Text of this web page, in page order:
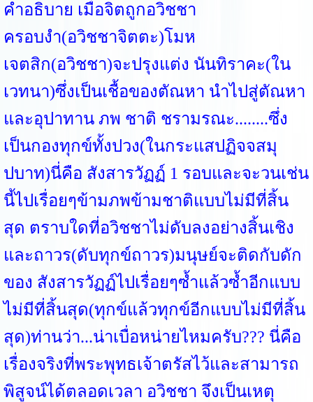
คำอธิบาย เมื่อจิตถูกอวิชชา
ครอบงำ(อวิชชาจิตตะ)โมห
เจตสิก(อวิชชา)จะปรุงแต่ง นันทิราคะ(ใน
เวทนา)ซึ่งเป็นเชื้อของตัณหา นำไปสู่ตัณหา
และอุปาทาน ภพ ชาติ ชรามรณะ........ซึ่ง
เป็นกองทุกข์ทั้งปวง(ในกระแสปฏิจจสมุ
ปบาท)นี่คือ สังสารวัฏฏ์ 1 รอบและจะวนเช่น
นี้ไปเรื่อยๆข้ามภพข้ามชาติแบบไม่มีที่สิ้น
สุด ตราบใดที่อวิชชาไม่ดับลงอย่างสิ้นเชิง
และถาวร(ดับทุกข์ถาวร)มนุษย์จะติดกับดัก
ของ สังสารวัฏฏ์ไปเรื่อยๆซ้ำแล้วซ้ำอีกแบบ
ไม่มีที่สิ้นสุด(ทุกข์แล้วทุกข์อีกแบบไม่มีที่สิ้น
สุด)ท่านว่า...น่าเบื่อหน่ายไหมครับ??? นี่คือ
เรื่องจริงที่พระพุทธเจ้าตรัสไว้และสามารถ
พิสูจน์ได้ตลอดเวลา อวิชชา จึงเป็นเหตุ